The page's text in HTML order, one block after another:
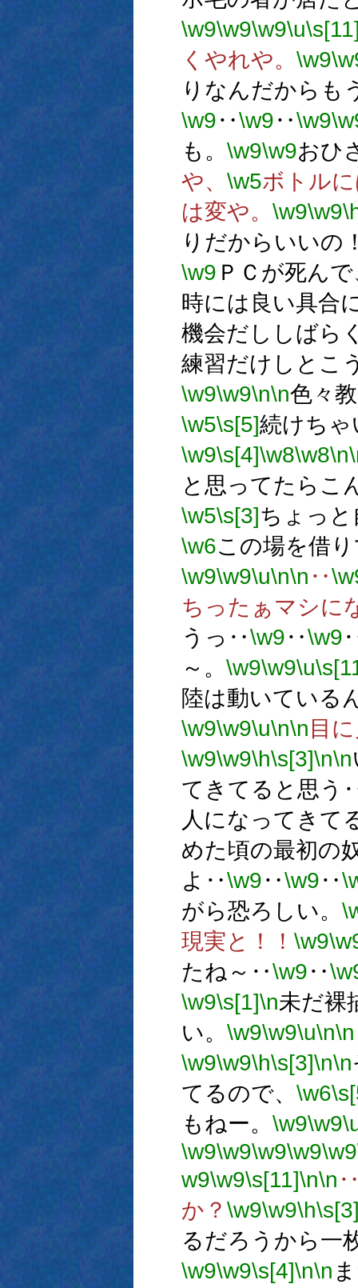
\w9\w9\w9\u
くやれや。 \w9
りなんだからも
\w9‥\w9‥\w9
も。 \w9\w9おひ
や、 \w5ボトル
は変や。 \w9\w9
りだからいいの
\w9 ＰＣが死ん
時には良い具合
機会だししばら
練習だけしとこ
\w9\w9\n\n色々
\w5\s[5]続けち
\w9\s[4]\w8\w8\n
と思ってたらこ
\w5\s[3]ちょっ
\w6この場を借
\w9\w9\u\n\n ‥
ちったぁマシに
うっ‥\w9‥\w9
～。 \w9\w9\u
陸は動いている
\w9\w9\u\n\n 目
\w9\w9\h\s[3]\n\n
てきてると思う
人になってきて
めた頃の最初の
よ‥\w9‥\w9‥
がら恐ろしい。
現実と！！ \w9
たね～‥\w9‥
\w9\s[1]\n未だ裸
い。 \w9\w9\u\n\n
\w9\w9\h\s[3]\n\n
てるので、 \w6
もねー。 \w9\w9
\w9\w9\w9\w9\w9
w9\w9\s[11]\n\n
か？ \w9\w9\h
るだろうから一
\w9\w9\s[4]\n\n